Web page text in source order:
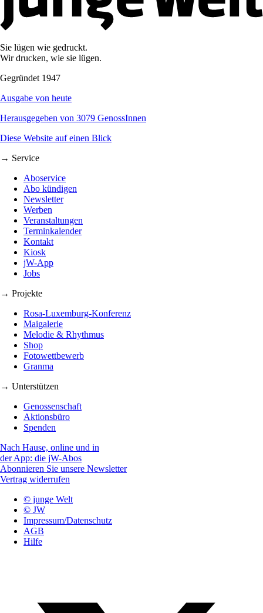
Sie lügen wie gedruckt.
Wir drucken, wie sie lügen.
Gegründet 1947
Ausgabe von heute
Herausgegeben von 3079 GenossInnen
Diese Website auf einen Blick
→ Service
Aboservice
Abo kündigen
Newsletter
Werben
Veranstaltungen
Terminkalender
Kontakt
Kiosk
jW-App
Jobs
→ Projekte
Rosa-Luxemburg-Konferenz
Maigalerie
Melodie & Rhythmus
Shop
Fotowettbewerb
Granma
→ Unterstützen
Genossenschaft
Aktionsbüro
Spenden
Nach Hause, online und in
der App: die jW-Abos
Abonnieren Sie unsere Newsletter
Vertrag widerrufen
© junge Welt
© JW
Impressum/Datenschutz
AGB
Hilfe